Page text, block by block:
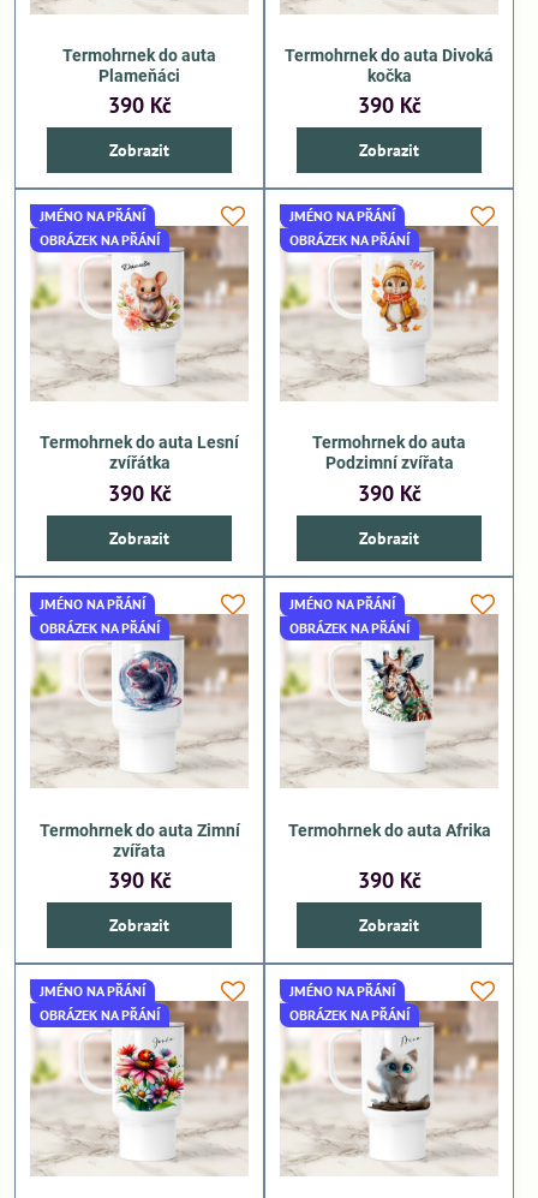
Termohrnek do auta
Plameňáci
390 Kč
Zobrazit
Termohrnek do auta Divoká
kočka
390 Kč
Zobrazit
JMÉNO NA PŘÁNÍ
OBRÁZEK NA PŘÁNÍ
Termohrnek do auta Lesní
zvířátka
390 Kč
Zobrazit
JMÉNO NA PŘÁNÍ
OBRÁZEK NA PŘÁNÍ
Termohrnek do auta
Podzimní zvířata
390 Kč
Zobrazit
JMÉNO NA PŘÁNÍ
OBRÁZEK NA PŘÁNÍ
Termohrnek do auta Zimní
zvířata
390 Kč
Zobrazit
JMÉNO NA PŘÁNÍ
OBRÁZEK NA PŘÁNÍ
Termohrnek do auta Afrika
390 Kč
Zobrazit
JMÉNO NA PŘÁNÍ
OBRÁZEK NA PŘÁNÍ
JMÉNO NA PŘÁNÍ
OBRÁZEK NA PŘÁNÍ